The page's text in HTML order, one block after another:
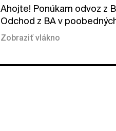
Ahojte! Ponúkam odvoz z
Odchod z BA v
Zobraziť vlákno